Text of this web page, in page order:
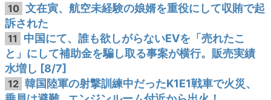
10 文在寅、航空未経験の娘婿を重役にして収賄で起
訴された
11
中国にて、誰も欲しがらないEVを「売れたこ
と」にして補助金を騙し取る事案が横行。販売実績
水増し [8/7]
12 韓国陸軍の射撃訓練中だったK1E1戦車で火災、